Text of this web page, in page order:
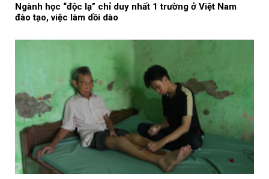
Ngành học “độc lạ” chỉ duy nhất 1 trường ở Việt Nam
đào tạo, việc làm dồi dào